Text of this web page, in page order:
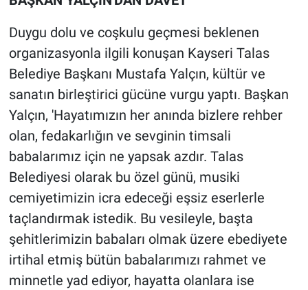
Duygu dolu ve coşkulu geçmesi beklenen
organizasyonla ilgili konuşan Kayseri Talas
Belediye Başkanı Mustafa Yalçın, kültür ve
sanatın birleştirici gücüne vurgu yaptı. Başkan
Yalçın, 'Hayatımızın her anında bizlere rehber
olan, fedakarlığın ve sevginin timsali
babalarımız için ne yapsak azdır. Talas
Belediyesi olarak bu özel günü, musiki
cemiyetimizin icra edeceği eşsiz eserlerle
taçlandırmak istedik. Bu vesileyle, başta
şehitlerimizin babaları olmak üzere ebediyete
irtihal etmiş bütün babalarımızı rahmet ve
minnetle yad ediyor, hayatta olanlara ise